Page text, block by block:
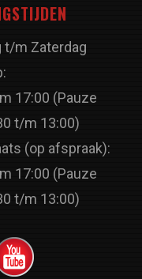
t/m Zaterdag
17:00 (Pauze
t/m 13:00)
(op afspraak):
17:00 (Pauze
t/m 13:00)